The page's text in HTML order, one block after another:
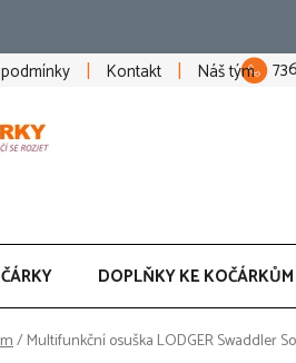
Kontakt Náš tým
DOPLŇKY KE KOČÁRKŮM
/Multifunkční osuška LODGER Swaddler